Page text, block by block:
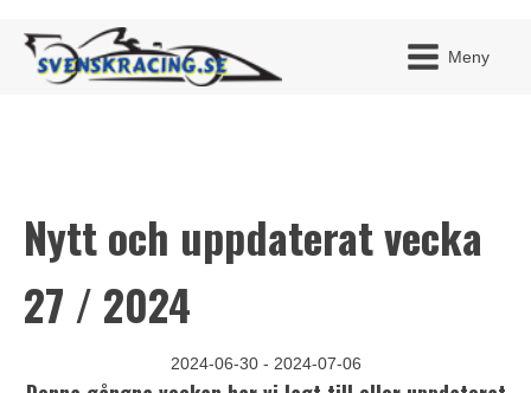
Meny
BLI
MITT
Nytt och uppdaterat vecka
27 / 2024
2024-06-30 - 2024-07-06